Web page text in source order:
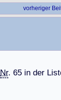
vorheriger
Nr. 65 in der List